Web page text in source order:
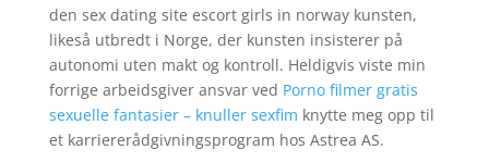
den sex dating site escort girls in norway kunsten,
likeså utbredt i Norge, der kunsten insisterer på
autonomi uten makt og kontroll. Heldigvis viste min
forrige arbeidsgiver ansvar ved Porno filmer gratis
sexuelle fantasier – knuller sexfim knytte meg opp til
et karriererådgivningsprogram hos Astrea AS.